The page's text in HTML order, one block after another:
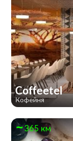
Coffeetel
Кофейня
365 км